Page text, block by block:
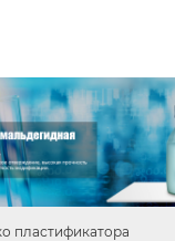
пластификатора